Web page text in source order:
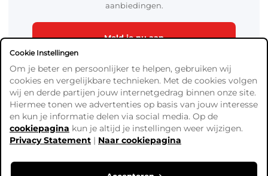
aanbiedingen.
Meld je nu aan
Algemene Voorwaarden
Verzend- en betaalinformatie
Cookie Instellingen
Om je beter en persoonlijker te helpen, gebruiken wij
cookies en vergelijkbare technieken. Met de cookies volgen
wij en derde partijen jouw internetgedrag binnen onze site.
Hiermee tonen we advertenties op basis van jouw interesse
en kun je informatie delen via social media. Op de
cookiepagina kun je altijd je instellingen weer wijzigen.
Privacy Statement | Naar cookiepagina